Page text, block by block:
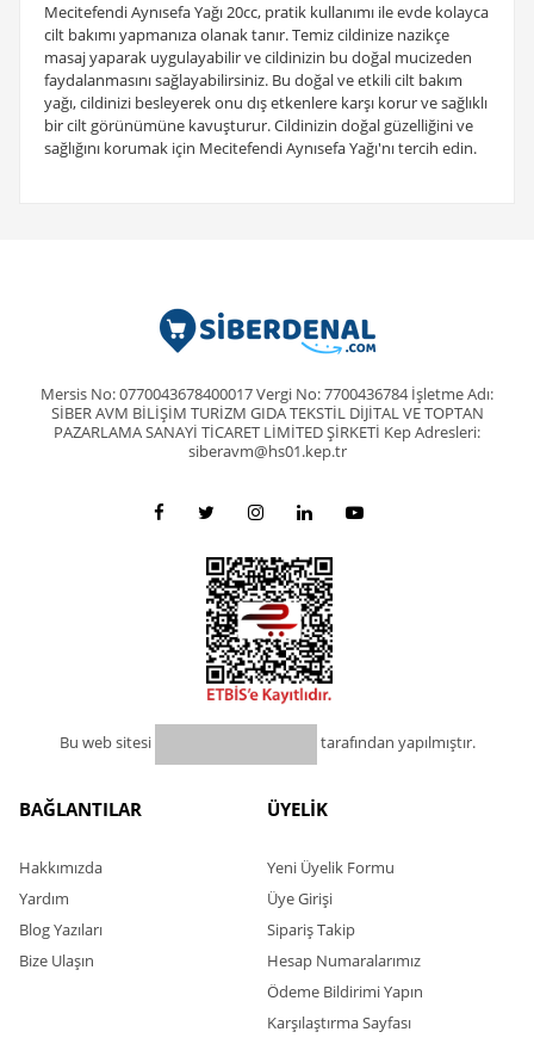
Mecitefendi Aynısefa Yağı 20cc, pratik kullanımı ile evde kolayca
cilt bakımı yapmanıza olanak tanır. Temiz cildinize nazikçe
masaj yaparak uygulayabilir ve cildinizin bu doğal mucizeden
faydalanmasını sağlayabilirsiniz. Bu doğal ve etkili cilt bakım
yağı, cildinizi besleyerek onu dış etkenlere karşı korur ve sağlıklı
bir cilt görünümüne kavuşturur. Cildinizin doğal güzelliğini ve
sağlığını korumak için Mecitefendi Aynısefa Yağı'nı tercih edin.
Mersis No: 0770043678400017 Vergi No: 7700436784 İşletme Adı:
SİBER AVM BİLİŞİM TURİZM GIDA TEKSTİL DİJİTAL VE TOPTAN
PAZARLAMA SANAYİ TİCARET LİMİTED ŞİRKETİ Kep Adresleri:
siberavm@hs01.kep.tr
Bu web sitesi tarafından yapılmıştır.
BAĞLANTILAR
Hakkımızda
Yardım
Blog Yazıları
Bize Ulaşın
ÜYELİK
Yeni Üyelik Formu
Üye Girişi
Sipariş Takip
Hesap Numaralarımız
Ödeme Bildirimi Yapın
Karşılaştırma Sayfası